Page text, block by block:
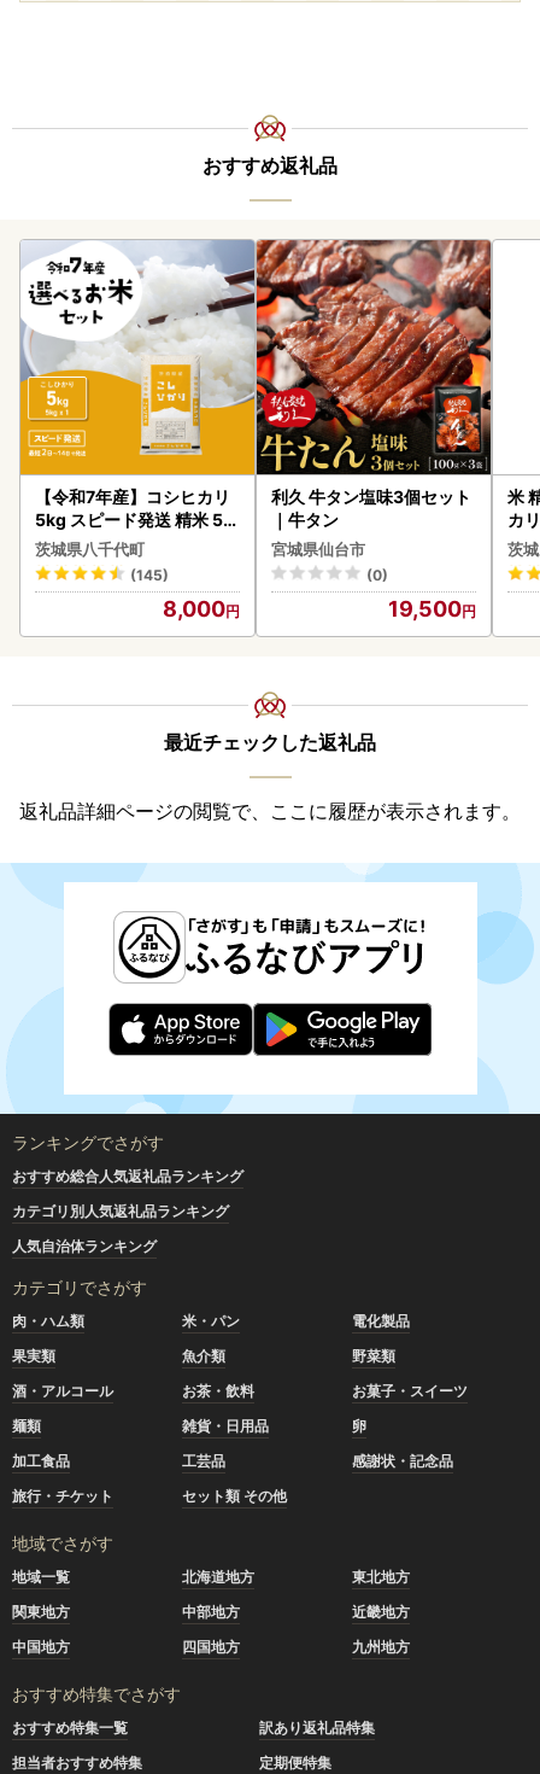
おすすめ返礼品
【令和7年産】コシヒカリ
5kg スピード発送 精米 5k
g x 1袋 白米 茨城県 八千代
町
茨城県八千代町
(145)
8,000
利久 牛タン塩味3個セット
｜牛タン
宮城県仙台市
(0)
19,500
米
カ
茨
最近チェックした返礼品
返礼品詳細ページの閲覧で、ここに履歴が表示されます。
ランキングでさがす
おすすめ総合人気返礼品ランキング
カテゴリ別人気返礼品ランキング
人気自治体ランキング
カテゴリでさがす
肉・ハム類 米・パン
電化製品
果実類
魚介類
野菜類
酒・アルコール
お茶・飲料
お菓子・スイーツ
麺類
雑貨・日用品
卵
加工食品
工芸品
感謝状・記念品
旅行・チケット
セット類 その他
地域でさがす
地域一覧 北海道地方
東北地方
関東地方
中部地方
近畿地方
中国地方
四国地方 九州地方
おすすめ特集でさがす
おすすめ特集一覧
訳あり返礼品特集
担当者おすすめ特集
定期便特集